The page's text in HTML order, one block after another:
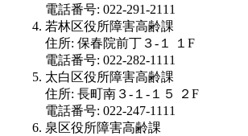
電話番号: 022-291-2111
若林区役所障害高齢課
住所: 保春院前丁３-１ １F
電話番号: 022-282-1111
太白区役所障害高齢課
住所: 長町南３-１-１５ ２F
電話番号: 022-247-1111
泉区役所障害高齢課